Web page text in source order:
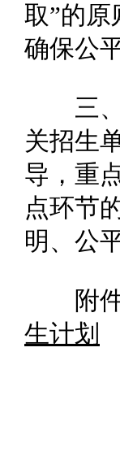
取”的
确保公
三、
关招生
导，重
点环节
明、公
附件
生计划